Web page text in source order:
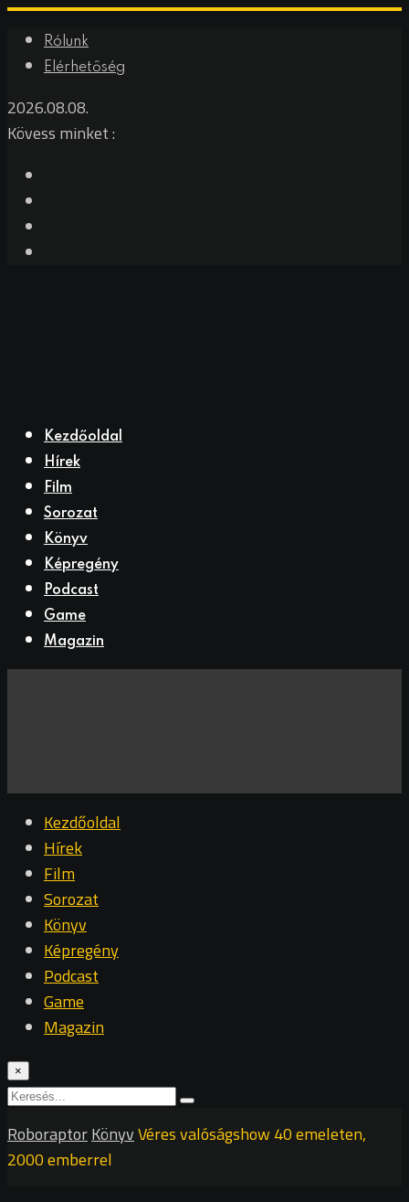
Rólunk
Elérhetőség
2026.08.08.
Kövess minket :
Kezdőoldal
Hírek
Film
Sorozat
Könyv
Képregény
Podcast
Game
Magazin
Kezdőoldal
Hírek
Film
Sorozat
Könyv
Képregény
Podcast
Game
Magazin
×
RoboraptorKönyvVéres valóságshow 40 emeleten,
2000 emberrel